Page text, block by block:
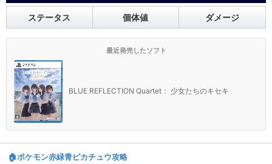
ステータス 個体値 ダメージ
最近発売したソフト
BLUE REFLECTION Quartet： 少女たちのキセキ
🏠️ポケモン赤緑青ピカチュウ攻略